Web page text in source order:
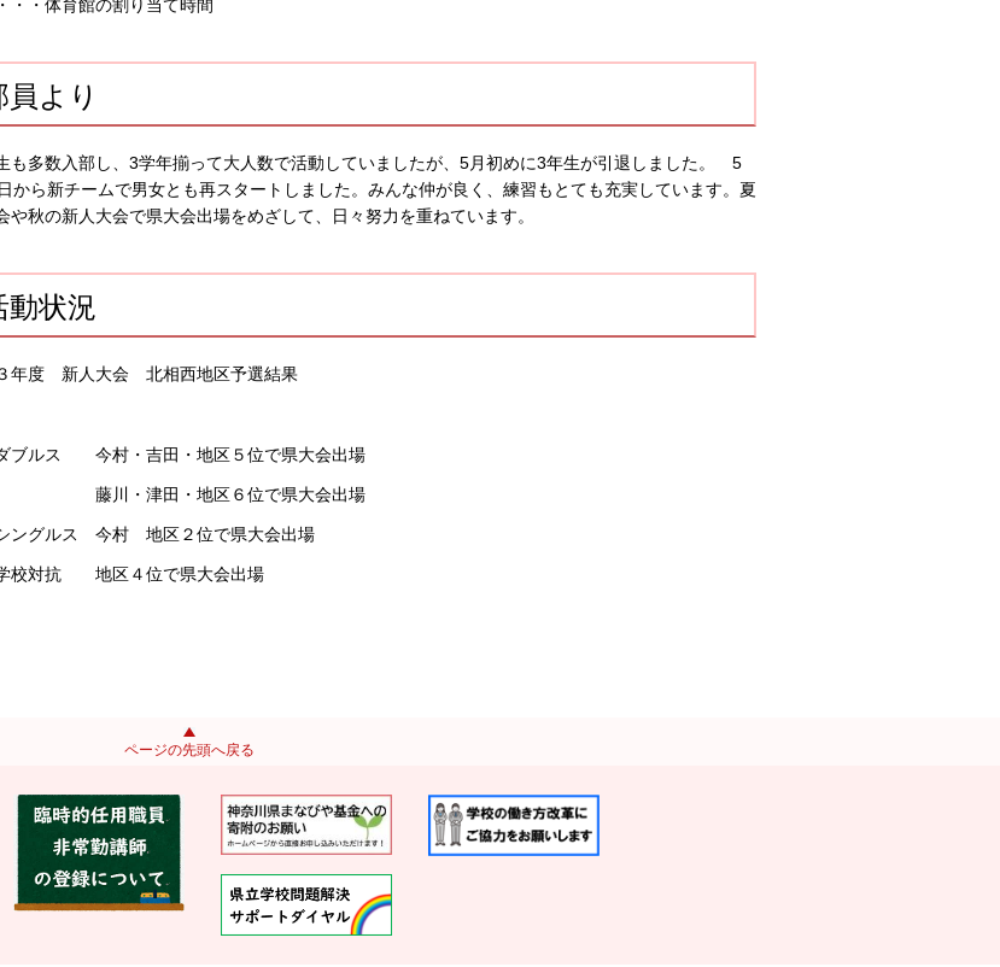
・・体育館の割り当て時間
員より
も多数入部し、3学年揃って大人数で活動していましたが、5月初めに3年生が引退しました。 5
から新チームで男女とも再スタートしました。みんな仲が良く、練習もとても充実しています。夏
や秋の新人大会で県大会出場をめざして、日々努力を重ねています。
動状況
年度 新人大会 北相西地区予選結果
ブルス 今村・吉田・地区５位で県大会出場
・津田・地区６位で県大会出場
ングルス 今村 地区２位で県大会出場
校対抗 地区４位で県大会出場
ページの先頭へ戻る